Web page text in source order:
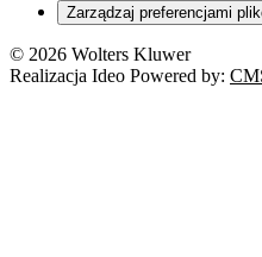
Zarządzaj preferencjami
© 2026 Wolters Kluwer
Realizacja Ideo Powered by: